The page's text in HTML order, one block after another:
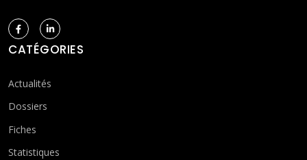
CATÉGORIES
Actualités
Dossiers
Fiches
Statistiques